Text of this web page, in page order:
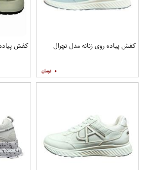
کفش پیاده روی زنانه مدل نچرال
۰
کفش پیاده